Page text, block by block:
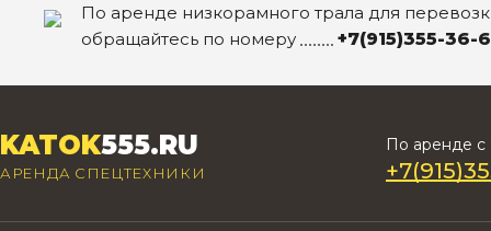
По аренде низкорамного трала для
обращайтесь по номеру
+7(915)355-36-
KATOK555.RU
АРЕНДА СПЕЦТЕХНИКИ
По аренде c